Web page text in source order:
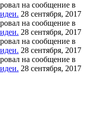
на сообщение в
28 сентября, 2017
на сообщение в
28 сентября, 2017
на сообщение в
28 сентября, 2017
на сообщение в
28 сентября, 2017